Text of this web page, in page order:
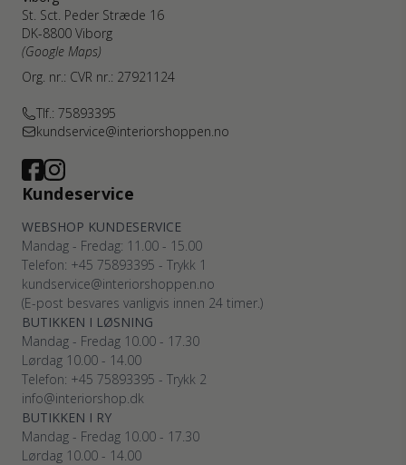
St. Sct. Peder Stræde 16
DK-8800 Viborg
(Google Maps)
Org. nr.: CVR nr.: 27921124
Tlf.: 75893395
kundservice@interiorshoppen.no
Kundeservice
WEBSHOP KUNDESERVICE
Mandag - Fredag: 11.00 - 15.00
Telefon: +45 75893395 - Trykk 1
kundservice@interiorshoppen.no
(E-post besvares vanligvis innen 24 timer.)
BUTIKKEN I LØSNING
Mandag - Fredag 10.00 - 17.30
Lørdag 10.00 - 14.00
Telefon: +45 75893395 - Trykk 2
info@interiorshop.dk
BUTIKKEN I RY
Mandag - Fredag 10.00 - 17.30
Lørdag 10.00 - 14.00